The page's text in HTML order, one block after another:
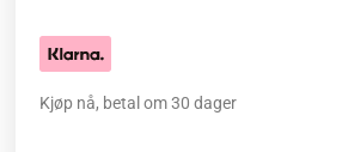
Kjøp nå, betal om 30 dager